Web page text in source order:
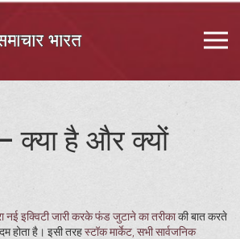
क्या है और क्यों
नई इक्विटी जारी करके फंड जुटाने का तरीकाकी बात करते
होता है। इसी तरहस्टॉक मार्केट सभी सार्वजनिक